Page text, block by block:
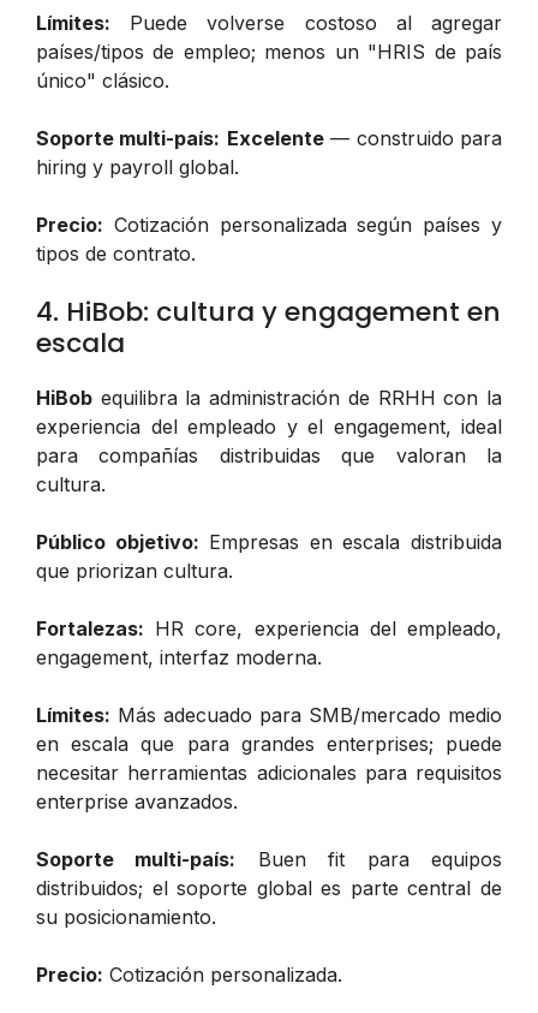
Límites: Puede volverse costoso al agregar
países/tipos de empleo; menos un "HRIS de país
único" clásico.
Soporte multi-país: Excelente— construido para
hiring y payroll global.
Precio: Cotización personalizada según países y
tipos de contrato.
4. HiBob: cultura y engagement en
escala
HiBob equilibra la administración de RRHH con la
experiencia del empleado y el engagement, ideal
para compañías distribuidas que valoran la
cultura.
Público objetivo: Empresas en escala distribuida
que priorizan cultura.
Fortalezas: HR core, experiencia del empleado,
engagement, interfaz moderna.
Límites: Más adecuado para SMB/mercado medio
en escala que para grandes enterprises; puede
necesitar herramientas adicionales para requisitos
enterprise avanzados.
Soporte multi-país: Buen fit para equipos
distribuidos; el soporte global es parte central de
su posicionamiento.
Precio: Cotización personalizada.